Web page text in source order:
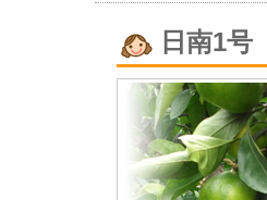
日南1号